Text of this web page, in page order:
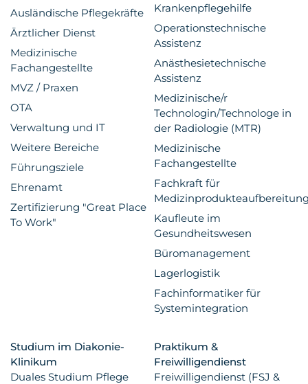
Ausländische Pflegekräfte
Ärztlicher Dienst
Medizinische
Fachangestellte
MVZ / Praxen
OTA
Verwaltung und IT
Weitere Bereiche
Führungsziele
Ehrenamt
Zertifizierung "Great Place
To Work"
Krankenpflegehilfe
Operationstechnische
Assistenz
Anästhesietechnische
Assistenz
Medizinische/r
Technologin/Technologe in
der Radiologie (MTR)
Medizinische
Fachangestellte
Fachkraft für
Kaufleute im
Gesundheitswesen
Büromanagement
Lagerlogistik
Fachinformatiker für
Systemintegration
Studium im Diakonie-
Klinikum
Duales Studium Pflege
Praktikum &
Freiwilligendienst
Freiwilligendienst (FSJ &